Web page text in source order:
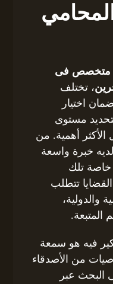
المحامي
متخصص فى
، تختلف
اختيار
مستوى
الأكثر أهمية. من
خبرة واسعة
خاصة تلك
تتطلب
والدولية،
المتبعة.
فيه هو سمعة
من الأصدقاء
البحث عبر